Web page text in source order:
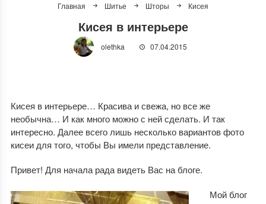
Главная Шитье Шторы Кисея
Кисея в интерьере
olethka 07.04.2015
Кисея в интерьере… Красива и свежа, но все же
необычна… И как много можно с ней сделать. И так
интересно. Далее всего лишь несколько вариантов фото
кисеи для того, чтобы Вы имели представление.
Привет! Для начала рада видеть Вас на блоге.
Мой блог